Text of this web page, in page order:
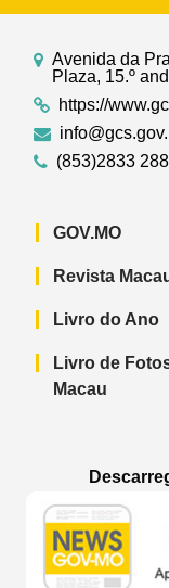
Avenida da
Plaza, 15.º
https://
(853)2833
GOV.MO
Revista
Livro do Ano
Livro de
Macau